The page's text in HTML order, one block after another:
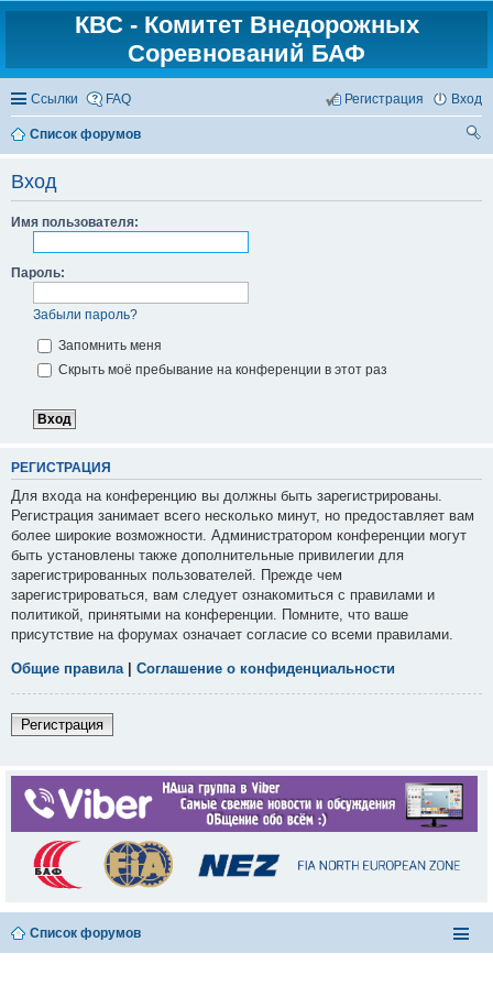
КВС - Комитет Внедорожных
Соревнований БАФ
Ссылки FAQ Вход
Регистрация
Список форумов
Вход
Имя пользователя:
Пароль:
Забыли пароль?
Запомнить меня
Скрыть моё пребывание на конференции в этот раз
РЕГИСТРАЦИЯ
Для входа на конференцию вы должны быть зарегистрированы.
Регистрация занимает всего несколько минут, но предоставляет вам
более широкие возможности. Администратором конференции могут
быть установлены также дополнительные привилегии для
зарегистрированных пользователей. Прежде чем
зарегистрироваться, вам следует ознакомиться с правилами и
политикой, принятыми на конференции. Помните, что ваше
присутствие на форумах означает согласие со всеми правилами.
Общие правила| Соглашение о конфиденциальности
Регистрация
Список форумов